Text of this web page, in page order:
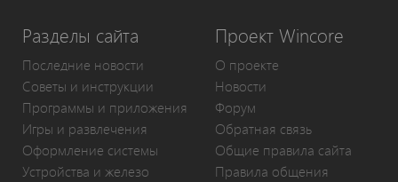
Разделы сайта
Последние новости
Советы и инструкции
Программы и приложения
Игры и развлечения
Оформление системы
Устройства и железо
Проект Wincore
О проекте
Новости
Форум
Обратная связь
Общие правила сайта
Правила общения